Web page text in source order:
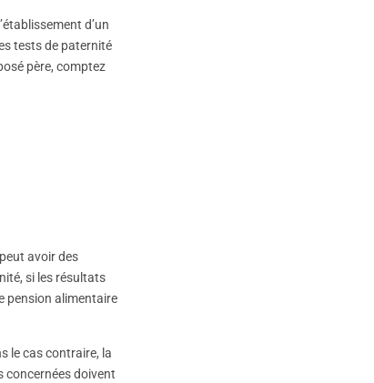
d’un
tests de paternité
père, comptez
avoir des
si les résultats
pension alimentaire
le cas contraire, la
concernées doivent